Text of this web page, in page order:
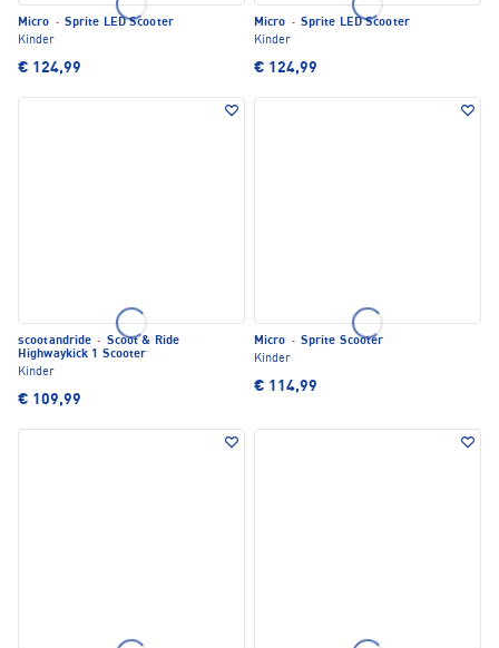
Micro · Sprite LED Scooter
Kinder
€ 124,99
Micro · Sprite LED Scooter
Kinder
€ 124,99
scootandride · Scoot & Ride
Highwaykick 1 Scooter
Kinder
€ 109,99
Micro · Sprite Scooter
Kinder
€ 114,99